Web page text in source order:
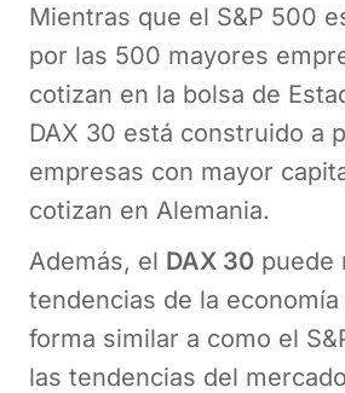
Mientras que el S&P 500
por las 500 mayores
cotizan en la bolsa de
DAX 30 está construido a
empresas con mayor
cotizan en Alemania.
Además, el DAX 30 puede
tendencias de la economía
forma similar a como el
las tendencias del mercado